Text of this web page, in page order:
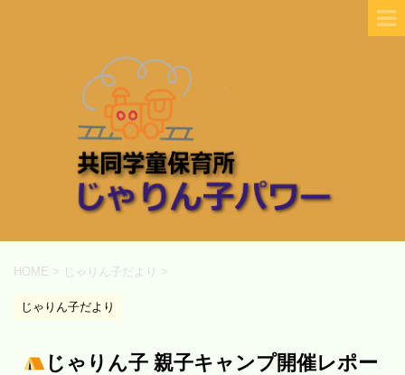
HOME > じゃりん子だより >
じゃりん子だより
じゃりん子 親子キャンプ開催レポー